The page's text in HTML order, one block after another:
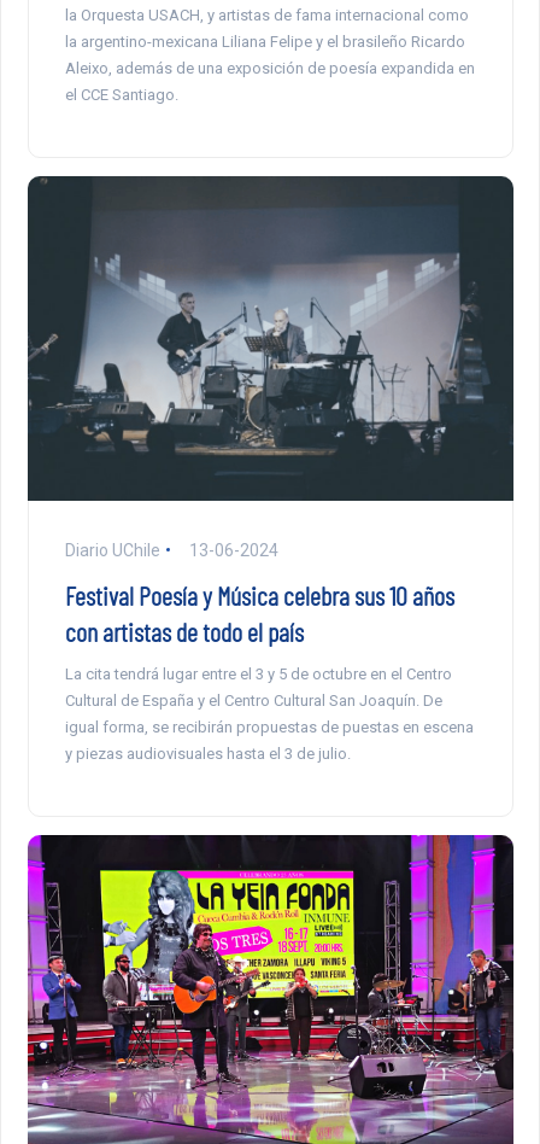
la Orquesta USACH, y artistas de fama internacional como
la argentino-mexicana Liliana Felipe y el brasileño Ricardo
Aleixo, además de una exposición de poesía expandida en
el CCE Santiago.
Diario UChile 13-06-2024
Festival Poesía y Música celebra sus 10 años
con artistas de todo el país
La cita tendrá lugar entre el 3 y 5 de octubre en el Centro
Cultural de España y el Centro Cultural San Joaquín. De
igual forma, se recibirán propuestas de puestas en escena
y piezas audiovisuales hasta el 3 de julio.